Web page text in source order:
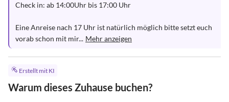
Check in: ab 14:00Uhr bis 17:00 Uhr
Eine Anreise nach 17 Uhr ist natürlich möglich bitte setzt euch
vorab schon mit mir... Mehr anzeigen
Erstellt mit KI
Warum dieses Zuhause buchen?